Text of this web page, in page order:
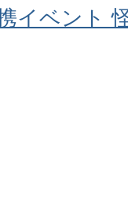
イベント